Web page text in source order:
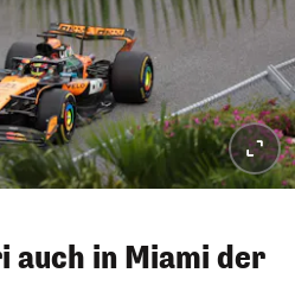
in Miami der